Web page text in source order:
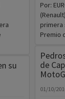
su
Por:
primera
Premio
de
01/10/